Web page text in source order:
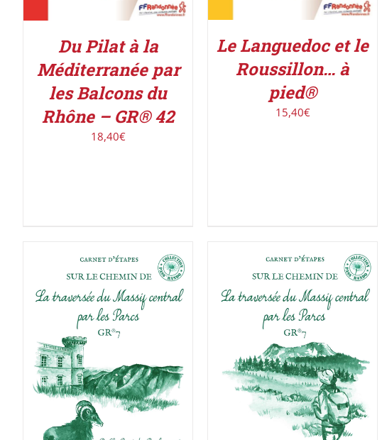
Du Pilat à la
Méditerranée par
les Balcons du
Rhône – GR® 42
18,40€
Le Languedoc et le
Roussillon… à
pied®
15,40€
ACHETER LE PRODUIT
/
DÉTAILS
ACHETER LE PRODUIT
/
DÉTAILS